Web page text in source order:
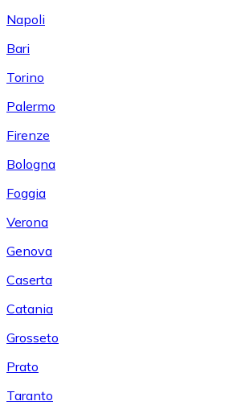
Napoli
Bari
Torino
Palermo
Firenze
Bologna
Foggia
Verona
Genova
Caserta
Catania
Grosseto
Prato
Taranto